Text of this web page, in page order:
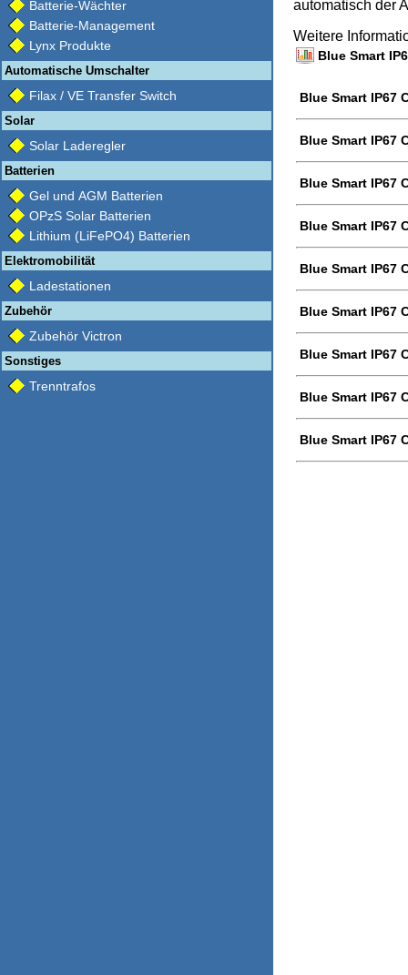
Batterie-Wächter
Batterie-Management
Lynx Produkte
Automatische Umschalter
Filax / VE Transfer Switch
Solar
Solar Laderegler
Batterien
Gel und AGM Batterien
OPzS Solar Batterien
Lithium (LiFePO4) Batterien
Elektromobilität
Ladestationen
Zubehör
Zubehör Victron
Sonstiges
Trenntrafos
automatisch der
Weitere
Blue Smart
Blue Smart IP67
Blue Smart IP67
Blue Smart IP67
Blue Smart IP67
Blue Smart IP67
Blue Smart IP67
Blue Smart IP67
Blue Smart IP67
Blue Smart IP67